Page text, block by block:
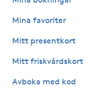
Pensionärklippning
Permanent hårborttagning
Mina favoriter
Mitt presentkort
Mitt friskvårdskort
Avboka med kod